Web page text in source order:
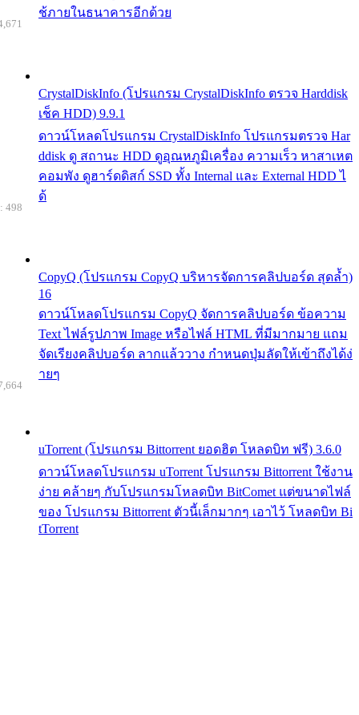
ช้ภายในธนาคารอีกด้วย
CrystalDiskInfo (โปรแกรม CrystalDiskInfo ตรวจ Harddisk
เช็ค HDD) 9.9.1
ดาวน์โหลดโปรแกรม CrystalDiskInfo โปรแกรมตรวจ Har
ddisk ดู สถานะ HDD ดูอุณหภูมิเครื่อง ความเร็ว หาสาเหต
คอมพัง ดูฮาร์ดดิสก์ SSD ทั้ง Internal และ External HDD ไ
ด้
CopyQ (โปรแกรม CopyQ บริหารจัดการคลิปบอร์ด สุดล้ำ)
16
ดาวน์โหลดโปรแกรม CopyQ จัดการคลิปบอร์ด ข้อความ
Text ไฟล์รูปภาพ Image หรือไฟล์ HTML ที่มีมากมาย แถม
จัดเรียงคลิปบอร์ด ลากแล้ววาง กำหนดปุ่มลัดให้เข้าถึงได้ง่
ายๆ
498
uTorrent (โปรแกรม Bittorrent ยอดฮิต โหลดบิท ฟรี) 3.6.0
ดาวน์โหลดโปรแกรม uTorrent โปรแกรม Bittorrent ใช้งาน
ง่าย คล้ายๆ กับโปรแกรมโหลดบิท BitComet แต่ขนาดไฟล์
ของ โปรแกรม Bittorrent ตัวนี้เล็กมากๆ เอาไว้ โหลดบิท Bi
tTorrent